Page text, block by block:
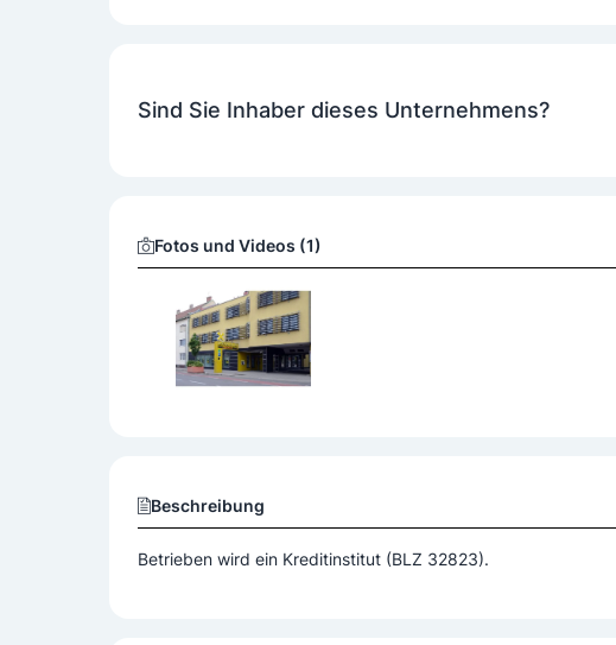
Sind Sie Inhaber dieses Unternehmens?
Fotos und Videos (1)
Beschreibung
Betrieben wird ein Kreditinstitut (BLZ 32823).